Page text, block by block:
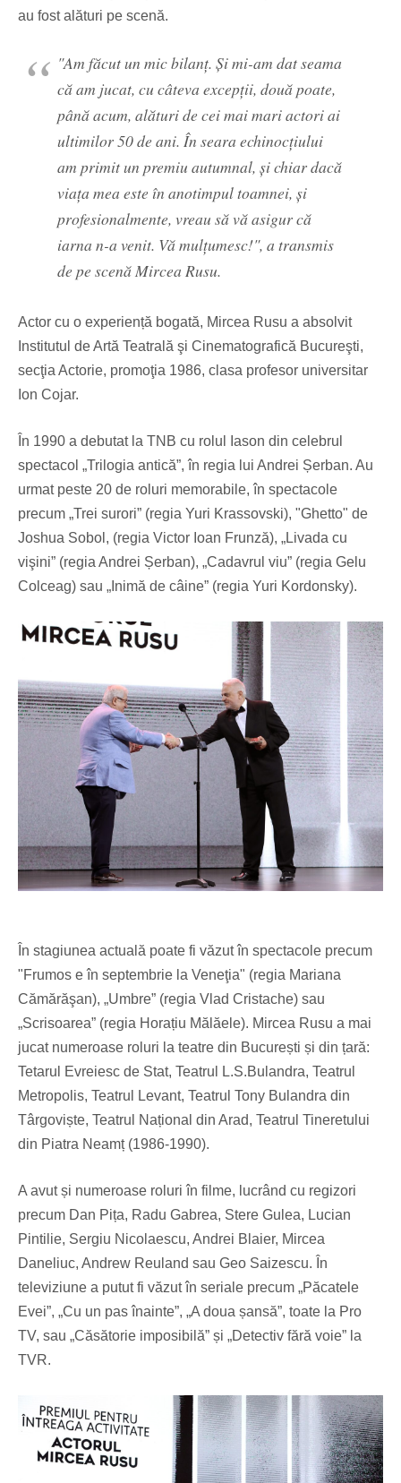
au fost alături pe scenă.
"Am făcut un mic bilanţ. Şi mi-am dat seama
că am jucat, cu câteva excepţii, două poate,
până acum, alături de cei mai mari actori ai
ultimilor 50 de ani. În seara echinocţiului
am primit un premiu autumnal, şi chiar dacă
viaţa mea este în anotimpul toamnei, şi
profesionalmente, vreau să vă asigur că
iarna n-a venit. Vă mulţumesc!", a transmis
de pe scenă Mircea Rusu.
Actor cu o experiență bogată, Mircea Rusu a absolvit
Institutul de Artă Teatrală şi Cinematografică Bucureşti,
secţia Actorie, promoţia 1986, clasa profesor universitar
Ion Cojar.
În 1990 a debutat la TNB cu rolul Iason din celebrul
spectacol „Trilogia antică”, în regia lui Andrei Șerban. Au
urmat peste 20 de roluri memorabile, în spectacole
precum „Trei surori” (regia Yuri Krassovski), "Ghetto" de
Joshua Sobol, (regia Victor Ioan Frunză), „Livada cu
vişini” (regia Andrei Șerban), „Cadavrul viu” (regia Gelu
Colceag) sau „Inimă de câine” (regia Yuri Kordonsky).
În stagiunea actuală poate fi văzut în spectacole precum
"Frumos e în septembrie la Veneţia" (regia Mariana
Cămărăşan), „Umbre” (regia Vlad Cristache) sau
„Scrisoarea” (regia Horațiu Mălăele). Mircea Rusu a mai
jucat numeroase roluri la teatre din București și din țară:
Tetarul Evreiesc de Stat, Teatrul L.S.Bulandra, Teatrul
Metropolis, Teatrul Levant, Teatrul Tony Bulandra din
Târgoviște, Teatrul Național din Arad, Teatrul Tineretului
din Piatra Neamț (1986-1990).
A avut și numeroase roluri în filme, lucrând cu regizori
precum Dan Pița, Radu Gabrea, Stere Gulea, Lucian
Pintilie, Sergiu Nicolaescu, Andrei Blaier, Mircea
Daneliuc, Andrew Reuland sau Geo Saizescu. În
televiziune a putut fi văzut în seriale precum „Păcatele
Evei”, „Cu un pas înainte”, „A doua șansă”, toate la Pro
TV, sau „Căsătorie imposibilă” și „Detectiv fără voie” la
TVR.